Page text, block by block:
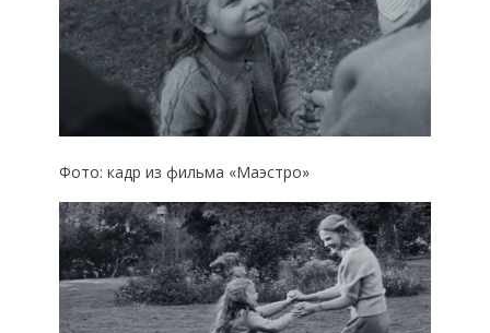
Фото: кадр из фильма «Маэстро»